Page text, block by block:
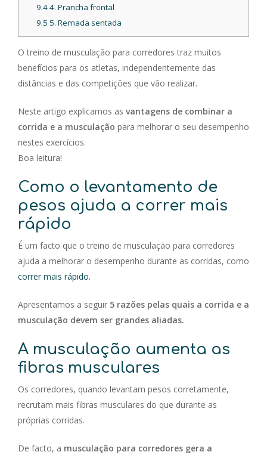
9.44. Prancha frontal
9.5 5. Remada sentada
O treino de musculação para corredores traz muitos
benefícios para os atletas, independentemente das
distâncias e das competições que vão realizar.
Neste artigo explicamos as vantagens de combinar a
corrida e a musculação para melhorar o seu desempenho
nestes exercícios.
Boa leitura!
Como o levantamento de
pesos ajuda a correr mais
rápido
É um facto que o treino de musculação para corredores
ajuda a melhorar o desempenho durante as corridas, como
correr mais rápido.
Apresentamos a seguir 5 razões pelas quais a corrida e a
musculação devem ser grandes aliadas.
A musculação aumenta as
fibras musculares
Os corredores, quando levantam pesos corretamente,
recrutam mais fibras musculares do que durante as
próprias corridas.
De facto, a musculação para corredores gera a